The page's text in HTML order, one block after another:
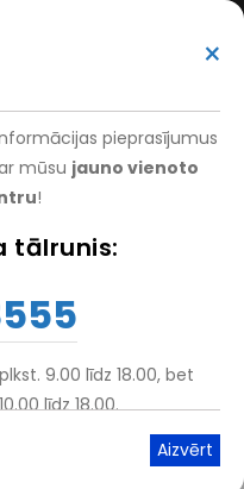
Ja vēlaties,
×
pieprasījumus
mūsu jauno vienoto
!
tālrunis:
9.00 līdz 18.00, bet
līdz 18.00.